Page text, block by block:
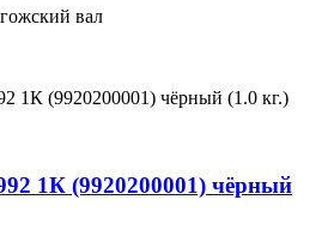
вал
1К (9920200001) чёрный